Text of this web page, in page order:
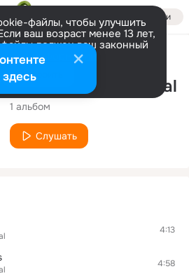
Войти
файлы, чтобы улучшить
ваш возраст менее 13 лет,
должен ваш законный
информации
Настроить
Исполнитель
Somnum Black Metal
1 альбом
Слушать
4:13
4:58